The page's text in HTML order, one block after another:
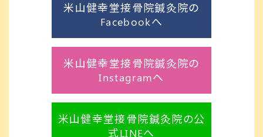
米山健幸堂接骨院鍼灸院の
Facebookへ
米山健幸堂接骨院鍼灸院の
Instagramへ
米山健幸堂接骨院鍼灸院の公
式LINEへ